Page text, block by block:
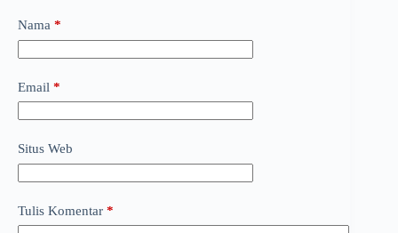
Nama *
Email *
Situs Web
Tulis Komentar *